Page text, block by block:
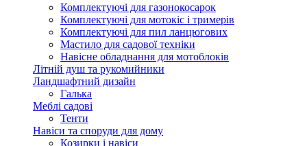
Комплектуючі для газонокосарок
Комплектуючі для мотокіс і тримерів
Комплектуючі для пил ланцюгових
Мастило для садової техніки
Навісне обладнання для мотоблоків
Літній душ та рукомийники
Ландшафтний дизайн
Галька
Меблі садові
Тенти
Навіси та споруди для дому
Козирки і навіси